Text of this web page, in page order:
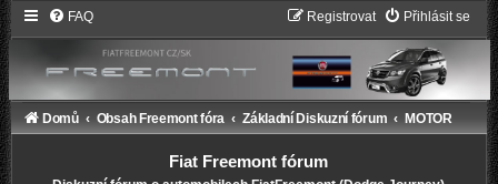
FAQ Přihlásit se
Registrovat
Domů Obsah Freemont fóra Základní Diskuzní fórum MOTOR
Fiat Freemont fórum